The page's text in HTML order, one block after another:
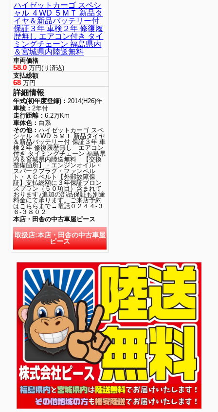
ハイゼットカーゴ スペシ
ャル ４WD ５ＭＴ 新品タ
イヤ＆新品バッテリー付
保証３年 車検２年 修復履
歴無し エアコン付き タイ
ミングチェーン 福島県内
＆宮城県内陸送無料
車両価格
58.0 万円(リ済込)
支払総額
68 万円
詳細情報
年式(初年度登録)： 2014(H26)年
車検： 2年付
走行距離：6.2万Km
車体色： 白系
その他：ハイゼットカーゴ スペ
シャル ４WD ５ＭＴ 新品タイヤ
＆新品バッテリー付 保証３年 車
検２年 修復履歴無し エアコン
付き タイミングチェーン 福島県
内＆宮城県内陸送無料 【交換
整備箇所】・エンジンオイル・
スパークプラグ・ファンベル
ト・ＡＣベルト【外部故障保
証】支払総額に３年保証ブロン
ズプラン（５０項目）含まれて
おります♪追加の部品保証も別途
料金にて承ります。ご来店予約
はこちらまで→電話０２４４-３
６-３８０２
本店・田舎の中古車屋ピース
取扱店:本店・田舎の中古車屋
ピース